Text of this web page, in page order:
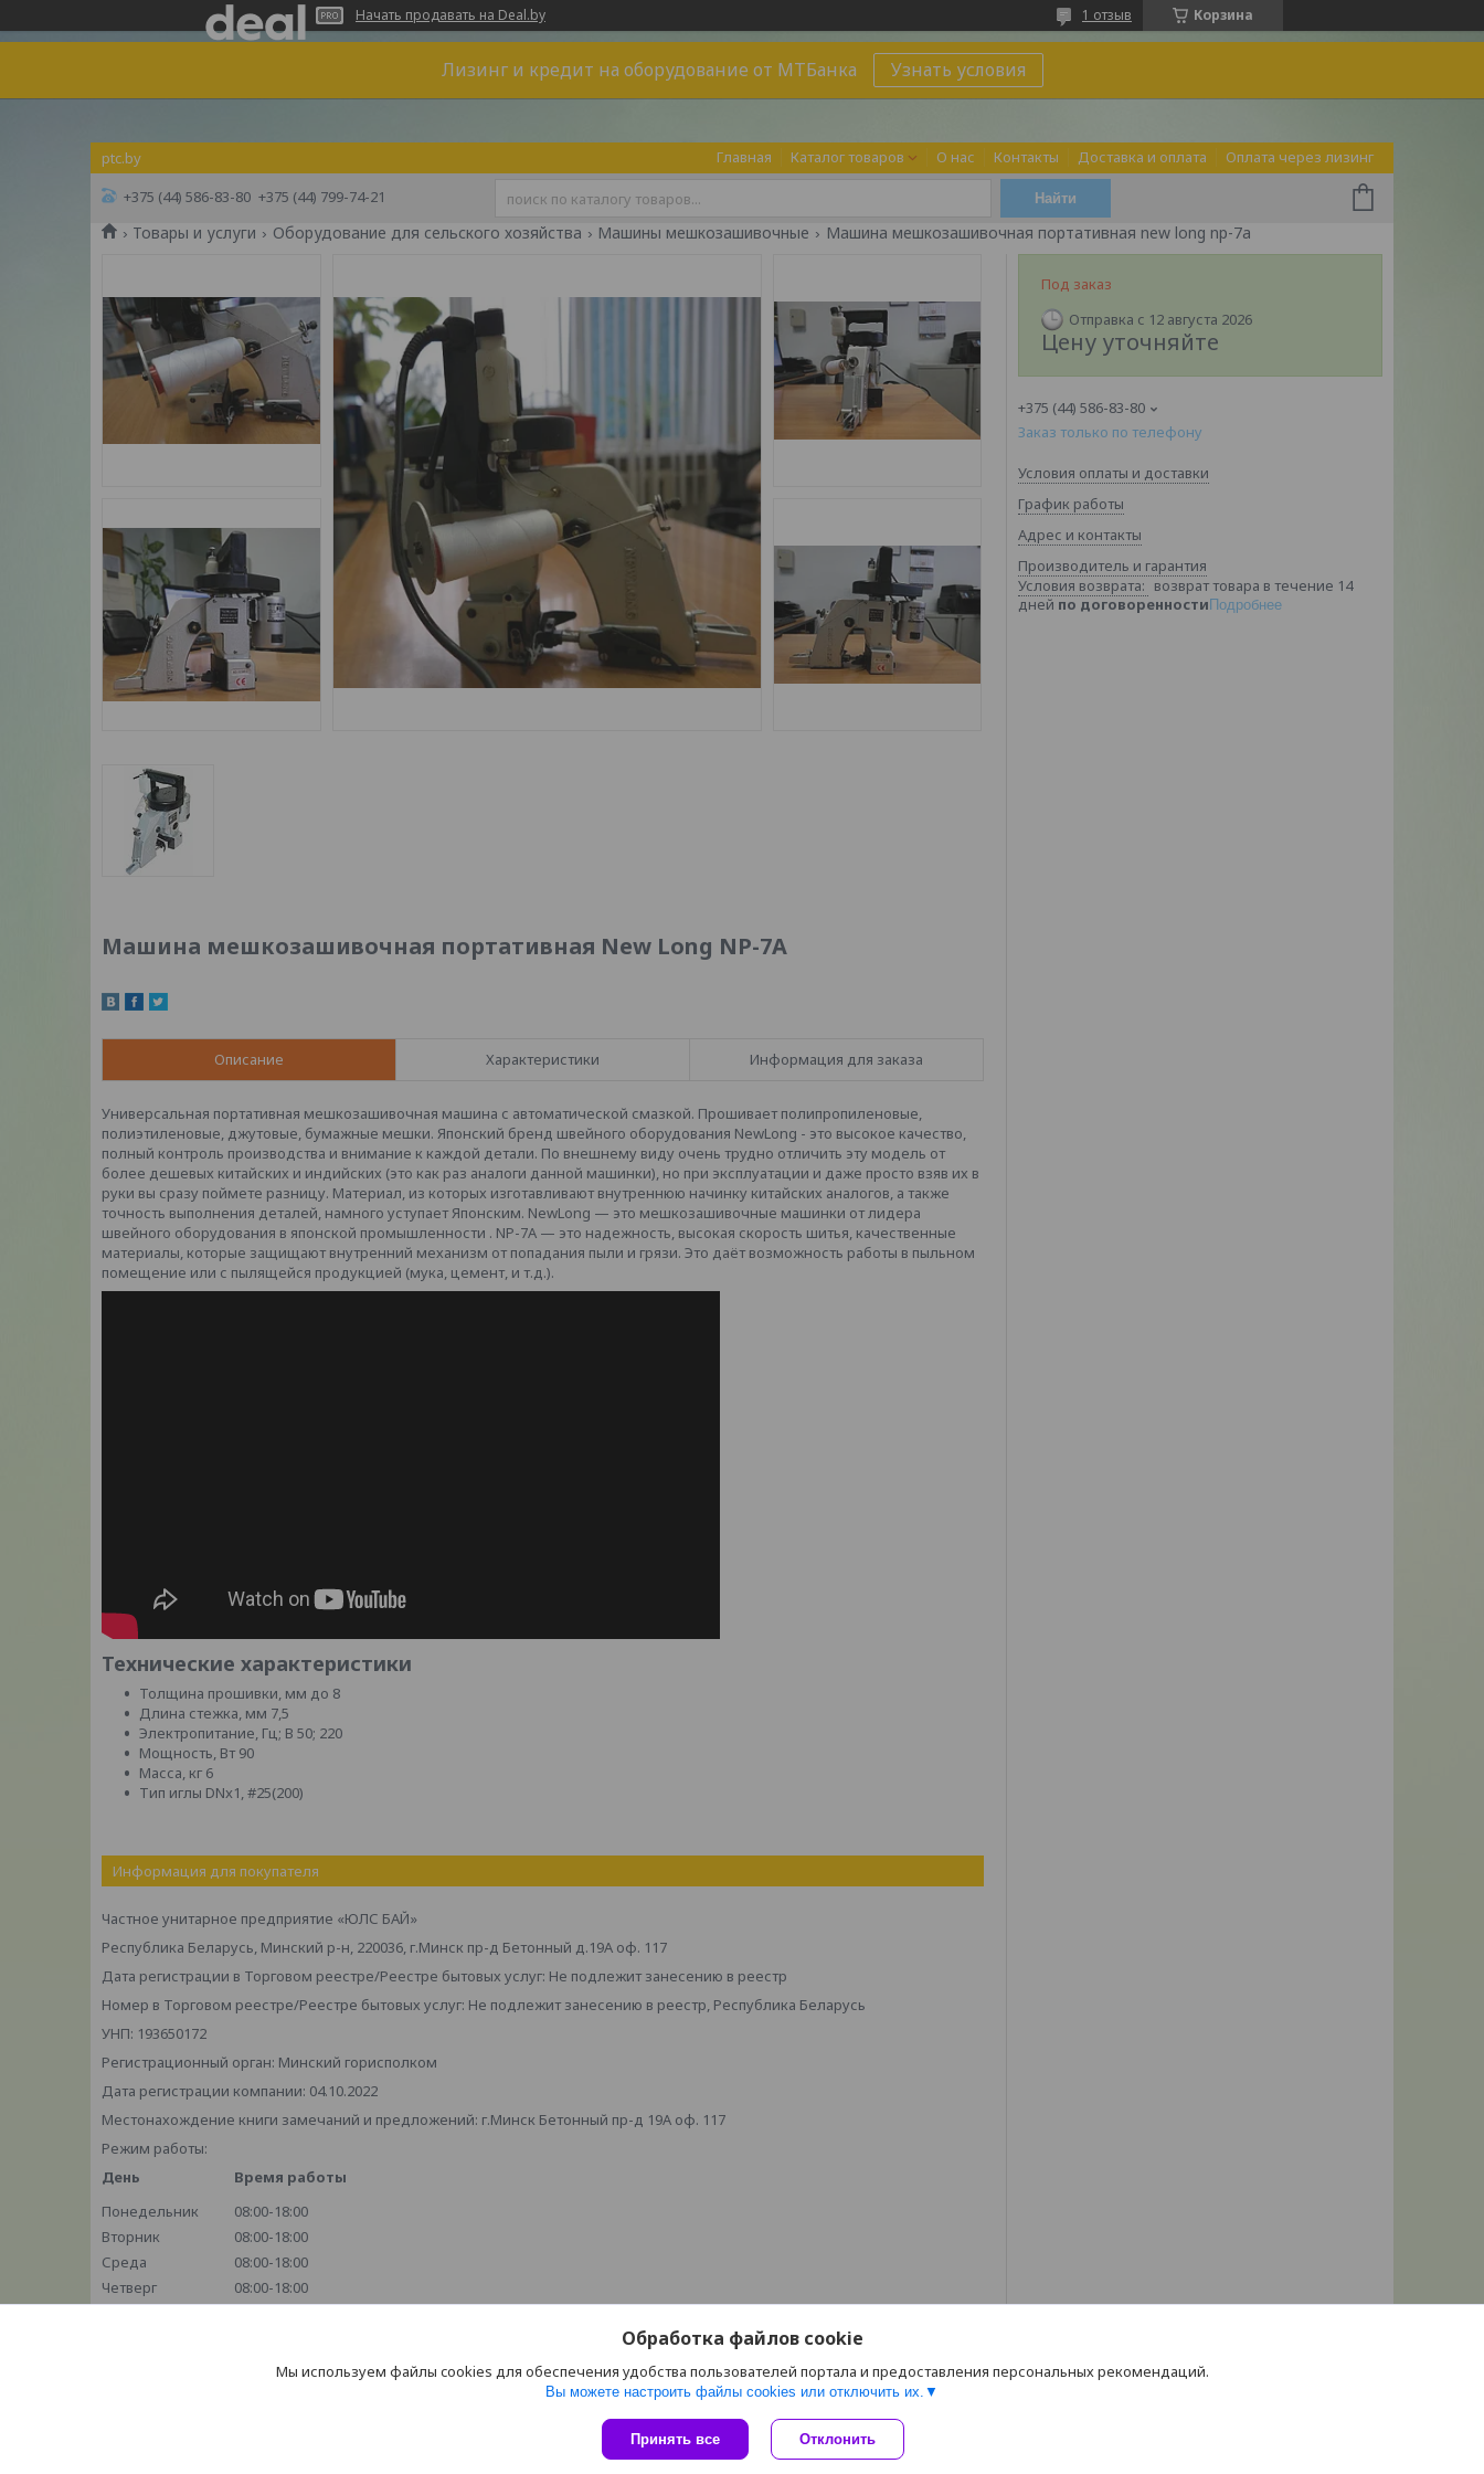
Начать продавать на Deal.by Корзина
1 отзыв
Лизинг и кредит на оборудование от МТБанка Узнать условия
ptc.by Главная Каталог товаров О нас Контакты Доставка и оплата Оплата через лизинг
+375 (44) 586-83-80 +375 (44) 799-74-21 Найти
Товары и услуги Оборудование для сельского хозяйства Машины мешкозашивочные Машина мешкозашивочная портативная new long np-7a
Машина мешкозашивочная портативная New Long NP-7A
Описание Характеристики Информация для заказа
Универсальная портативная мешкозашивочная машина с автоматической смазкой. Прошивает полипропиленовые,
полиэтиленовые, джутовые, бумажные мешки. Японский бренд швейного оборудования NewLong - это высокое качество,
полный контроль производства и внимание к каждой детали. По внешнему виду очень трудно отличить эту модель от
более дешевых китайских и индийских (это как раз аналоги данной машинки), но при эксплуатации и даже просто взяв их в
руки вы сразу поймете разницу. Материал, из которых изготавливают внутреннюю начинку китайских аналогов, а также
точность выполнения деталей, намного уступает Японским. NewLong — это мешкозашивочные машинки от лидера
швейного оборудования в японской промышленности . NP-7A — это надежность, высокая скорость шитья, качественные
материалы, которые защищают внутренний механизм от попадания пыли и грязи. Это даёт возможность работы в пыльном
помещение или с пылящейся продукцией (мука, цемент, и т.д.).
Технические характеристики
Толщина прошивки, мм до 8
Длина стежка, мм 7,5
Электропитание, Гц; В 50; 220
Мощность, Вт 90
Масса, кг 6
Тип иглы DNx1, #25(200)
Информация для покупателя
Частное унитарное предприятие «ЮЛС БАЙ»
Республика Беларусь, Минский р-н, 220036, г.Минск пр-д Бетонный д.19А оф. 117
Дата регистрации в Торговом реестре/Реестре бытовых услуг: Не подлежит занесению в реестр
Номер в Торговом реестре/Реестре бытовых услуг: Не подлежит занесению в реестр, Республика Беларусь
УНП: 193650172
Регистрационный орган: Минский горисполком
Дата регистрации компании: 04.10.2022
Местонахождение книги замечаний и предложений: г.Минск Бетонный пр-д 19А оф. 117
Режим работы:
День
Время работы
Понедельник
08:00-18:00
Вторник
08:00-18:00
Среда
08:00-18:00
Четверг
08:00-18:00
Выходной
Под заказ
Отправка с 12 августа 2026
Цену уточняйте
+375 (44) 586-83-80
Заказ только по телефону
Условия оплаты и доставки
График работы
Адрес и контакты
Производитель и гарантия
возврат товара в течение 14
дней по договоренности Подробнее
Сайт создан на платформе Deal.by
Политика обработки файлов cookies
Обработка файлов cookie
Мы используем файлы cookies для обеспечения удобства пользователей портала и предоставления персональных рекомендаций.
Вы можете настроить файлы cookies или отключить их.
Принять все Отклонить